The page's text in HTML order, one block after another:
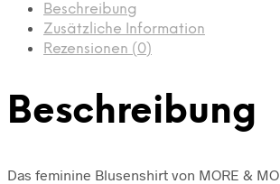
Beschreibung
Zusätzliche Information
Rezensionen (0)
Beschreibung
Das feminine Blusenshirt von MORE &